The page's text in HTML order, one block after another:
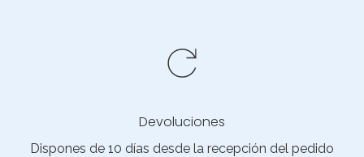
Devoluciones
Dispones de 10 días desde la recepción del pedido